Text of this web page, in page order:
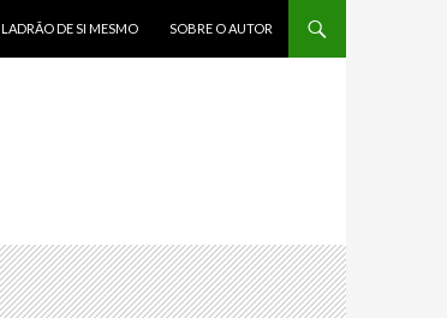
LADRÃO DE SI MESMO SOBRE O AUTOR